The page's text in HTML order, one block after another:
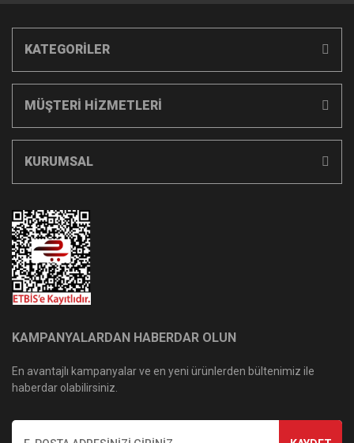
KATEGORİLER
MÜŞTERİ HİZMETLERİ
KURUMSAL
KAMPANYALARDAN HABERDAR OLUN
En avantajlı kampanyalar ve en yeni ürünlerden bültenimiz ile
haberdar olabilirsiniz.